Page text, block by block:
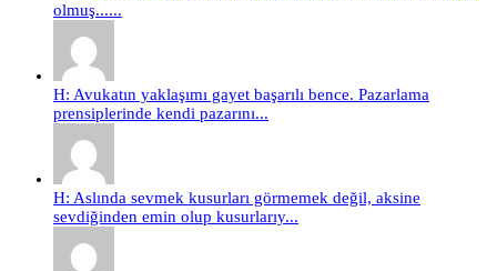
olmuş......
H: Avukatın yaklaşımı gayet başarılı bence. Pazarlama
prensiplerinde kendi pazarını...
H: Aslında sevmek kusurları görmemek değil, aksine
sevdiğinden emin olup kusurlarıy...